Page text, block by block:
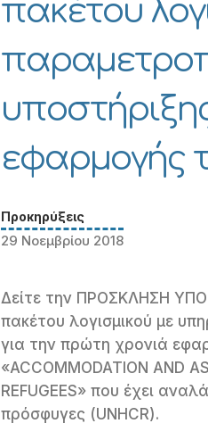
πακέτου
εφαρμογής
Προκηρύξεις
29 Νοεμβρίου 2018
Δείτε την ΠΡΟΣΚΛΗΣΗ
πακέτου λογισμικού με
για την πρώτη χρονιά
«ACCOMMODATION AND
REFUGEES» που έχει
πρόσφυγες (UNHCR).